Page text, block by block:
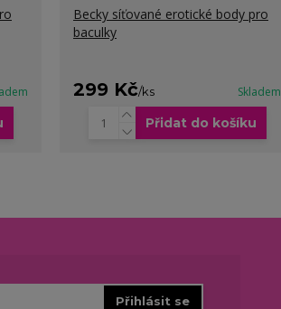
Becky síťované erotické body pro
baculky
299 Kč/ks Skladem
Přidat do košíku
Přihlásit se